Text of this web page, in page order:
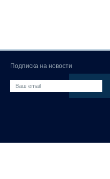
Подписка на новости